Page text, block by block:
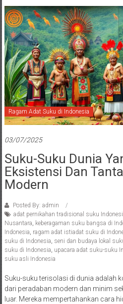
Ragam Adat Suku di Indonesia
03/07/2025
Suku-Suku Dunia
Eksistensi Dan
Modern
Posted By: admin
adat pernikahan tradisional suku
Nusantara, keberagaman suku bangsa di
Indonesia, ragam adat istiadat suku di
suku di Indonesia, seni dan budaya lokal
suku di Indonesia, upacara adat suku-suku
suku asli Indonesia
Suku-suku terisolasi di dunia adalah
dari peradaban modern dan minim
luar. Mereka mempertahankan cara